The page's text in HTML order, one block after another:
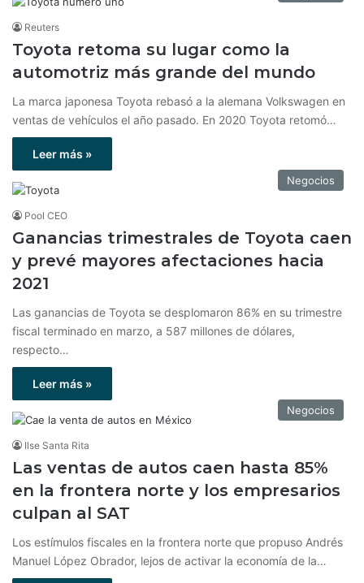
Reuters
Toyota retoma su lugar como la
automotriz más grande del mundo
La marca japonesa Toyota rebasó a la alemana Volkswagen en
ventas de vehículos el año pasado. En 2020 Toyota retomó…
Leer más »
Negocios
Pool CEO
Ganancias trimestrales de Toyota caen
y prevé mayores afectaciones hacia
2021
Las ganancias de Toyota se desplomaron 86% en su trimestre
fiscal terminado en marzo, a 587 millones de dólares,
respecto…
Leer más »
Negocios
Ilse Santa Rita
Las ventas de autos caen hasta 85%
en la frontera norte y los empresarios
culpan al SAT
Los estímulos fiscales en la frontera norte que propuso Andrés
Manuel López Obrador, lejos de activar la economía de la…